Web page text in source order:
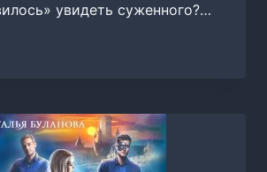
увидеть суженного?…